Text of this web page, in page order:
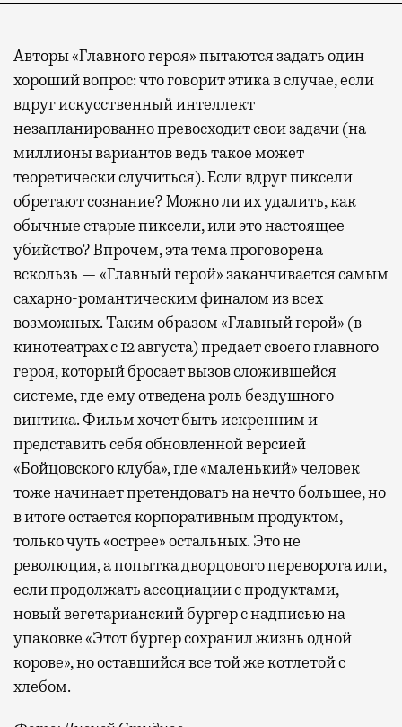
Авторы «Главного героя» пытаются задать один
хороший вопрос: что говорит этика в случае, если
вдруг искусственный интеллект
незапланированно превосходит свои задачи (на
миллионы вариантов ведь такое может
теоретически случиться). Если вдруг пиксели
обретают сознание? Можно ли их удалить, как
обычные старые пиксели, или это настоящее
убийство? Впрочем, эта тема проговорена
вскользь — «Главный герой» заканчивается самым
сахарно-романтическим финалом из всех
возможных. Таким образом «Главный герой» (в
кинотеатрах с 12 августа) предает своего главного
героя, который бросает вызов сложившейся
системе, где ему отведена роль бездушного
винтика. Фильм хочет быть искренним и
представить себя обновленной версией
«Бойцовского клуба», где «маленький» человек
тоже начинает претендовать на нечто большее, но
в итоге остается корпоративным продуктом,
только чуть «острее» остальных. Это не
революция, а попытка дворцового переворота или,
если продолжать ассоциации с продуктами,
новый вегетарианский бургер с надписью на
упаковке «Этот бургер сохранил жизнь одной
корове», но оставшийся все той же котлетой с
хлебом.